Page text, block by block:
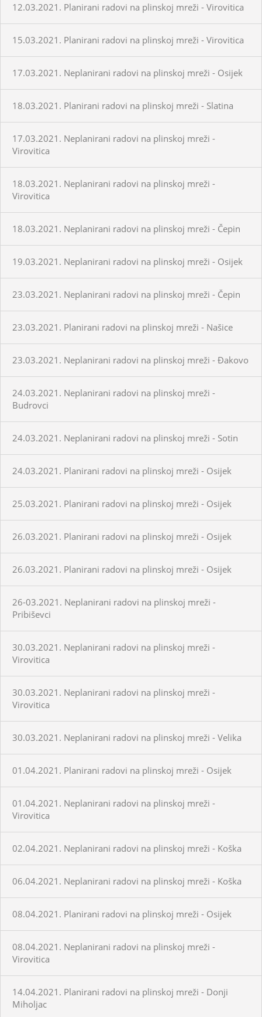
12.03.2021. Planirani radovi na plinskoj mreži - Virovitica
15.03.2021. Planirani radovi na plinskoj mreži - Virovitica
17.03.2021. Neplanirani radovi na plinskoj mreži - Osijek
18.03.2021. Planirani radovi na plinskoj mreži - Slatina
17.03.2021. Neplanirani radovi na plinskoj mreži -
Virovitica
18.03.2021. Neplanirani radovi na plinskoj mreži -
Virovitica
18.03.2021. Neplanirani radovi na plinskoj mreži - Čepin
19.03.2021. Neplanirani radovi na plinskoj mreži - Osijek
23.03.2021. Neplanirani radovi na plinskoj mreži - Čepin
23.03.2021. Planirani radovi na plinskoj mreži - Našice
23.03.2021. Neplanirani radovi na plinskoj mreži - Đakovo
24.03.2021. Neplanirani radovi na plinskoj mreži -
Budrovci
24.03.2021. Neplanirani radovi na plinskoj mreži - Sotin
24.03.2021. Planirani radovi na plinskoj mreži - Osijek
25.03.2021. Planirani radovi na plinskoj mreži - Osijek
26.03.2021. Planirani radovi na plinskoj mreži - Osijek
26.03.2021. Planirani radovi na plinskoj mreži - Osijek
26-03.2021. Neplanirani radovi na plinskoj mreži -
Pribiševci
30.03.2021. Neplanirani radovi na plinskoj mreži -
Virovitica
30.03.2021. Neplanirani radovi na plinskoj mreži -
Virovitica
30.03.2021. Neplanirani radovi na plinskoj mreži - Velika
01.04.2021. Planirani radovi na plinskoj mreži - Osijek
01.04.2021. Neplanirani radovi na plinskoj mreži -
Virovitica
02.04.2021. Neplanirani radovi na plinskoj mreži - Koška
06.04.2021. Neplanirani radovi na plinskoj mreži - Koška
08.04.2021. Planirani radovi na plinskoj mreži - Osijek
08.04.2021. Neplanirani radovi na plinskoj mreži -
Virovitica
14.04.2021. Planirani radovi na plinskoj mreži - Donji
Miholjac